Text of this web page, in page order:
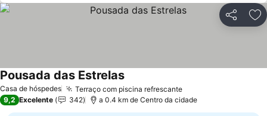
Partilhar
Casa de hóspedes Terraço com piscina refrescante
Pousada das Estrelas
9,2 Excelente 342 a 0.4 km de Centro da cidade